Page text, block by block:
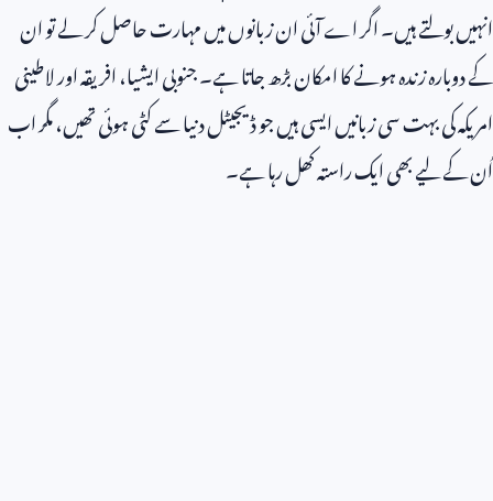
انہیں بولتے ہیں۔ اگر اے آئی ان زبانوں میں مہارت حاصل کر لے تو ان
کے دوبارہ زندہ ہونے کا امکان بڑھ جاتا ہے۔ جنوبی ایشیا، افریقہ اور لاطینی
امریکہ کی بہت سی زبانیں ایسی ہیں جو ڈیجیٹل دنیا سے کٹی ہوئی تھیں، مگر اب
اُن کے لیے بھی ایک راستہ کھل رہا ہے۔